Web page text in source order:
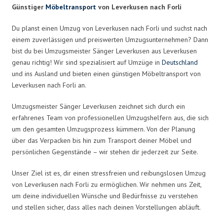
Günstiger Möbeltransport von Leverkusen nach Forli
Du planst einen Umzug von Leverkusen nach Forli und suchst nach
einem zuverlässigen und preiswerten Umzugsunternehmen? Dann
bist du bei Umzugsmeister Sänger Leverkusen aus Leverkusen
genau richtig! Wir sind spezialisiert auf Umzüge in Deutschland
und ins Ausland und bieten einen günstigen Möbeltransport von
Leverkusen nach Forli an.
Umzugsmeister Sänger Leverkusen zeichnet sich durch ein
erfahrenes Team von professionellen Umzugshelfern aus, die sich
um den gesamten Umzugsprozess kümmern. Von der Planung
über das Verpacken bis hin zum Transport deiner Möbel und
persönlichen Gegenstände – wir stehen dir jederzeit zur Seite.
Unser Ziel ist es, dir einen stressfreien und reibungslosen Umzug
von Leverkusen nach Forli zu ermöglichen. Wir nehmen uns Zeit,
um deine individuellen Wünsche und Bedürfnisse zu verstehen
und stellen sicher, dass alles nach deinen Vorstellungen abläuft.